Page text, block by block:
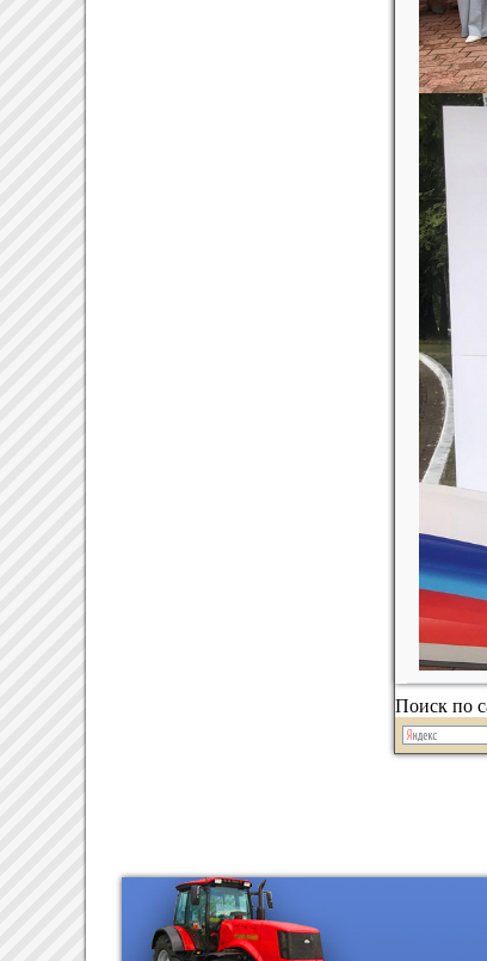
Поиск по